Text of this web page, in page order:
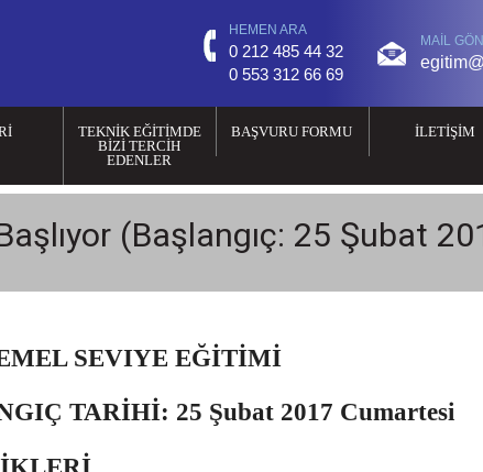
HEMEN ARA
0 212 485 44 32
0 553 312 66 69
MAIL
TEKNİK EĞİTİMDE
BİZİ TERCİH
EDENLER
BAŞVURU FORMU İLETIŞIM
(Başlangıç: 25 Şubat
SEVIYE EĞİTİMİ
TARİHİ: 25 Şubat 2017 Cumartesi